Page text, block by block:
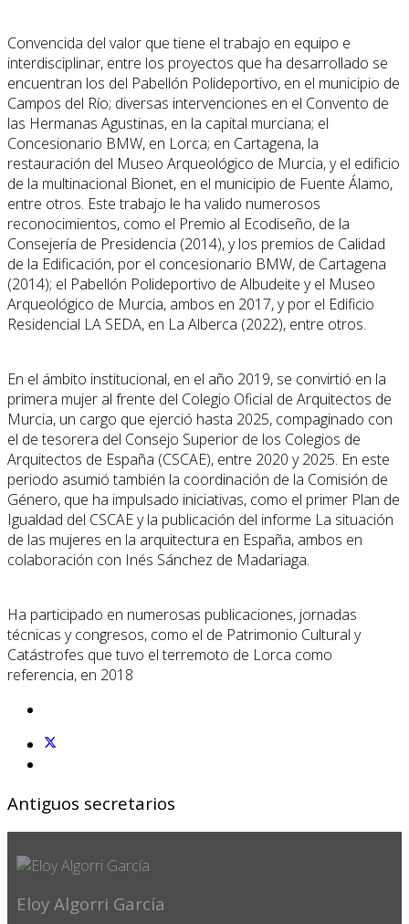
Convencida del valor que tiene el trabajo en equipo e
interdisciplinar, entre los proyectos que ha desarrollado se
encuentran los del Pabellón Polideportivo, en el municipio de
Campos del Río; diversas intervenciones en el Convento de
las Hermanas Agustinas, en la capital murciana; el
Concesionario BMW, en Lorca; en Cartagena, la
restauración del Museo Arqueológico de Murcia, y el edificio
de la multinacional Bionet, en el municipio de Fuente Álamo,
entre otros. Este trabajo le ha valido numerosos
reconocimientos, como el Premio al Ecodiseño, de la
Consejería de Presidencia (2014), y los premios de Calidad
de la Edificación, por el concesionario BMW, de Cartagena
(2014); el Pabellón Polideportivo de Albudeite y el Museo
Arqueológico de Murcia, ambos en 2017, y por el Edificio
Residencial LA SEDA, en La Alberca (2022), entre otros.
En el ámbito institucional, en el año 2019, se convirtió en la
primera mujer al frente del Colegio Oficial de Arquitectos de
Murcia, un cargo que ejerció hasta 2025, compaginado con
el de tesorera del Consejo Superior de los Colegios de
Arquitectos de España (CSCAE), entre 2020 y 2025. En este
periodo asumió también la coordinación de la Comisión de
Género, que ha impulsado iniciativas, como el primer Plan de
Igualdad del CSCAE y la publicación del informe La situación
de las mujeres en la arquitectura en España, ambos en
colaboración con Inés Sánchez de Madariaga.
Ha participado en numerosas publicaciones, jornadas
técnicas y congresos, como el de Patrimonio Cultural y
Catástrofes que tuvo el terremoto de Lorca como
referencia, en 2018
Antiguos secretarios
Eloy Algorri García